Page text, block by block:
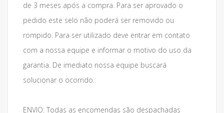
de 3 meses após a compra. Para ser aprovado o
pedido este selo não poderá ser removido ou
rompido. Para ser utilizado deve entrar em contato
com a nossa equipe e informar o motivo do uso da
garantia. De imediato nossa equipe buscará
solucionar o ocorrido.
ENVIO: Todas as encomendas são despachadas